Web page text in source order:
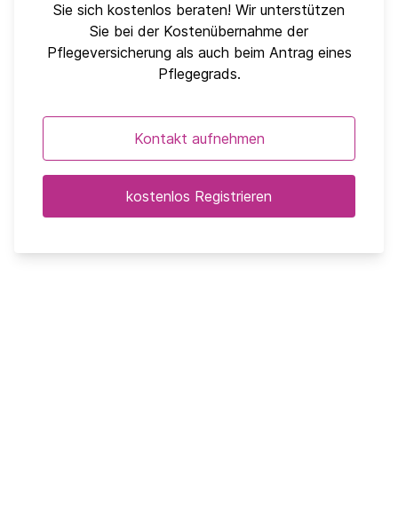
Sie sich kostenlos beraten! Wir unterstützen
Sie bei der Kostenübernahme der
Pflegeversicherung als auch beim Antrag eines
Pflegegrads.
Kontakt aufnehmen
kostenlos Registrieren